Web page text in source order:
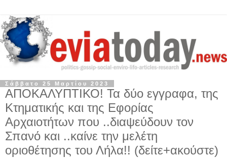
Σάββατο 25 Μαρτίου 2023
ΑΠΟΚΑΛΥΠΤΙΚΟ! Τα δύο εγγραφα, της
Κτηματικής και της Εφορίας
Αρχαιοτήτων που ..διαψεύδουν τον
Σπανό και ..καίνε την μελέτη
οριοθέτησης του Λήλα!! (δείτε+ακούστε)